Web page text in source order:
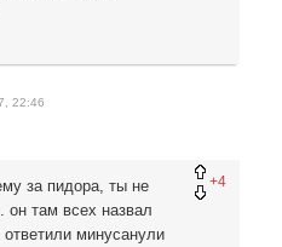
22:46
+4
за пидора, ты не
там всех назвал
минусанули